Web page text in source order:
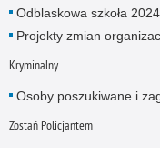
Odblaskowa szkoła 2024
Projekty zmian
Kryminalny
Osoby poszukiwane i
Zostań Policjantem